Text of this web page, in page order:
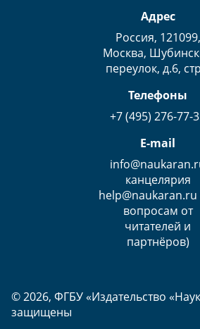
Адрес
Россия, 121099,
Москва,
переулок, д.6,
Телефоны
+7 (495) 276-77-
E-mail
канцелярия
help@naukaran.ru
вопросам от
читателей и
партнёров)
© 2026, ФГБУ «Издательство
защищены